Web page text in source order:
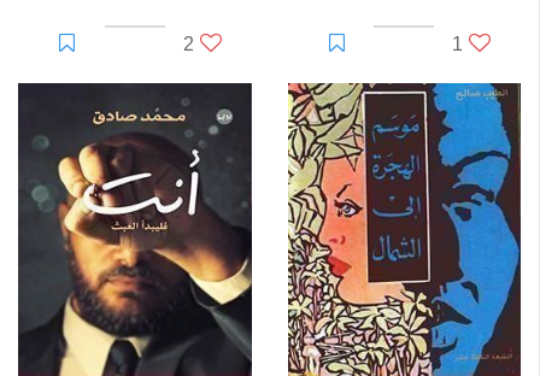
1
2